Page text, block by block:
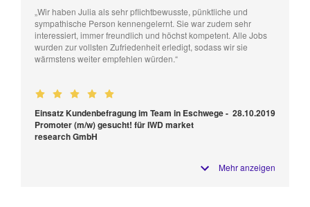
„Wir haben Julia als sehr pflichtbewusste, pünktliche und
sympathische Person kennengelernt. Sie war zudem sehr
interessiert, immer freundlich und höchst kompetent. Alle Jobs
wurden zur vollsten Zufriedenheit erledigt, sodass wir sie
wärmstens weiter empfehlen würden.“
Einsatz Kundenbefragung im Team in Eschwege -
Promoter (m/w) gesucht! für IWD market
research GmbH
28.10.2019
Mehr anzeigen